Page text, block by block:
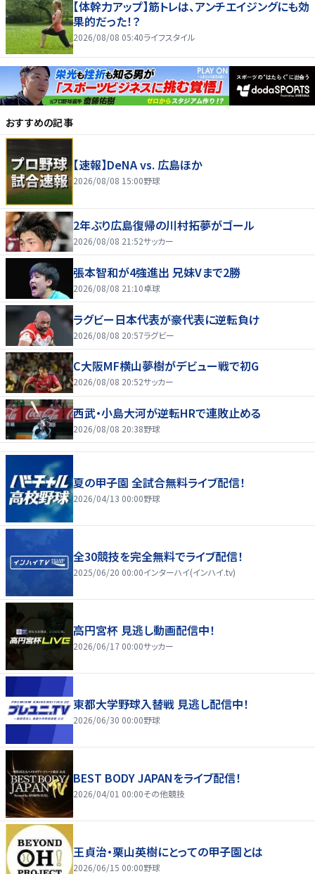
【体幹力アップ】筋トレは、アンチエイジングにも効
果的だった！？
2026/08/08 05:40ライフスタイル
おすすめの記事
【速報】DeNA vs. 広島ほか
2026/08/08 15:00野球
2年ぶり広島復帰の川村拓夢がゴール
2026/08/08 21:52サッカー
張本智和が4強進出 兄妹Vまで2勝
2026/08/08 21:10卓球
ラグビー日本代表が豪代表に逆転負け
2026/08/08 20:57ラグビー
C大阪MF横山夢樹がデビュー戦で初G
2026/08/08 20:52サッカー
西武・小島大河が逆転HRで連敗止める
2026/08/08 20:38野球
夏の甲子園 全試合無料ライブ配信！
2026/04/13 00:00野球
全30競技を完全無料でライブ配信！
2025/06/20 00:00インターハイ(インハイ.tv)
高円宮杯 見逃し動画配信中！
2026/06/17 00:00サッカー
東都大学野球入替戦 見逃し配信中！
2026/06/30 00:00野球
BEST BODY JAPANをライブ配信！
2026/04/01 00:00その他競技
王貞治・栗山英樹にとっての甲子園とは
2026/06/15 00:00野球